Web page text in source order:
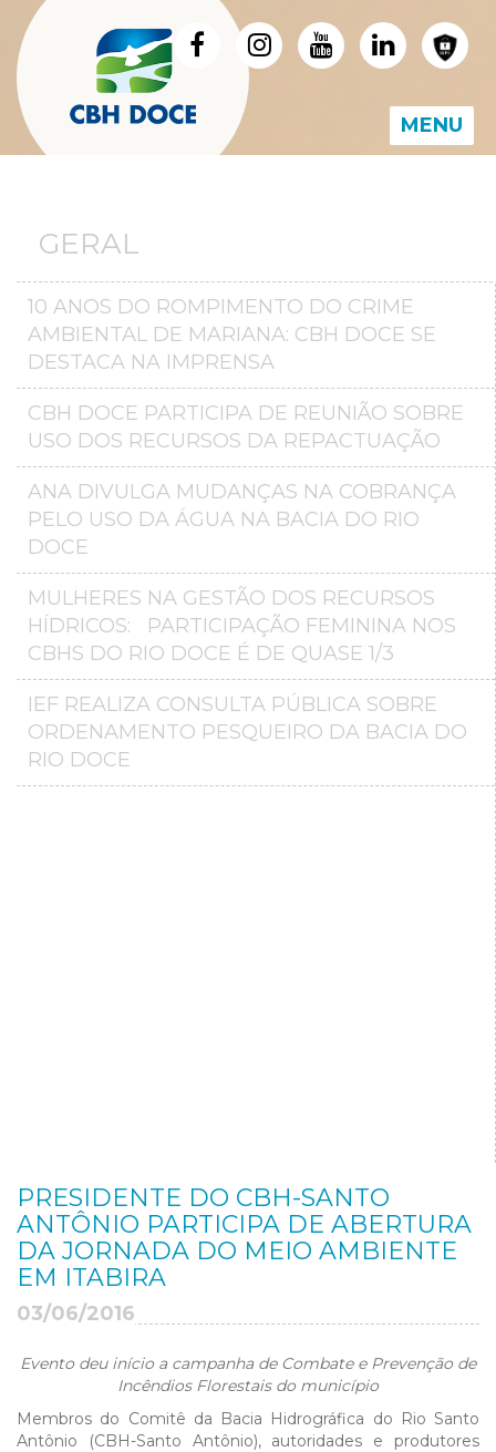
MENU
GERAL
10 ANOS DO ROMPIMENTO DO CRIME
AMBIENTAL DE MARIANA: CBH DOCE SE
DESTACA NA IMPRENSA
CBH DOCE PARTICIPA DE REUNIÃO SOBRE
USO DOS RECURSOS DA REPACTUAÇÃO
ANA DIVULGA MUDANÇAS NA COBRANÇA
PELO USO DA ÁGUA NA BACIA DO RIO
DOCE
MULHERES NA GESTÃO DOS RECURSOS
HÍDRICOS: PARTICIPAÇÃO FEMININA NOS
CBHS DO RIO DOCE É DE QUASE 1/3
IEF REALIZA CONSULTA PÚBLICA SOBRE
ORDENAMENTO PESQUEIRO DA BACIA DO
RIO DOCE
PRESIDENTE DO CBH-SANTO
ANTÔNIO PARTICIPA DE ABERTURA
DA JORNADA DO MEIO AMBIENTE
EM ITABIRA
03/06/2016
Evento deu início a campanha de Combate e Prevenção de
Incêndios Florestais do município
Membros do Comitê da Bacia Hidrográfica do Rio Santo
Antônio (CBH-Santo Antônio), autoridades e produtores